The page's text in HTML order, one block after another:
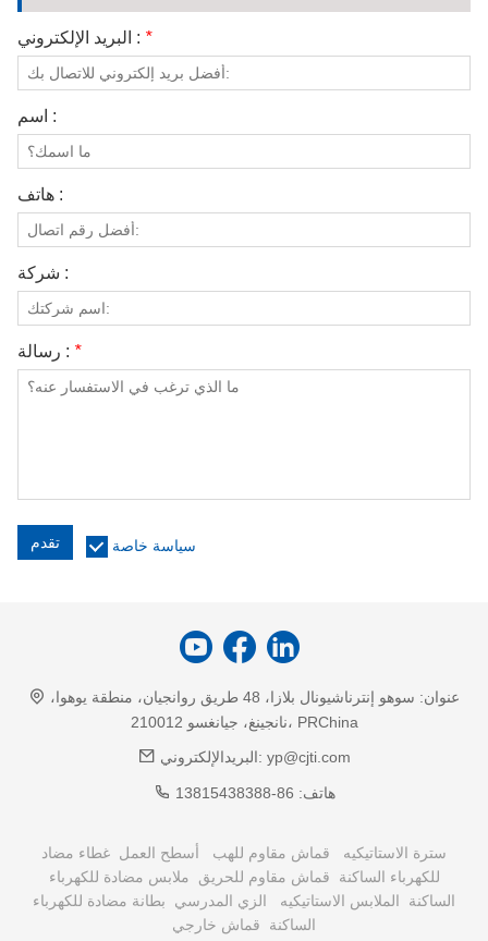
مقاطع الفيديو البريد الإلكتروني : *
اسم :
هاتف :
شركة :
رسالة : *
تقدم سياسة خاصة
عنوان:
سوهو إنترناشيونال بلازا، 48 طريق روانجيان، منطقة يوهوا،
نانجينغ، جيانغسو 210012، PRChina
البريدالإلكتروني: yp@cjti.com
هاتف: 86-13815438388
سترة الاستاتيكيه قماش مقاوم للهب أسطح العمل غطاء مضاد
للكهرباء الساكنة
قماش مقاوم للحريق
ملابس مضادة للكهرباء
الساكنة
الملابس الاستاتيكيه الزي المدرسي
بطانة مضادة للكهرباء
الساكنة
قماش خارجي